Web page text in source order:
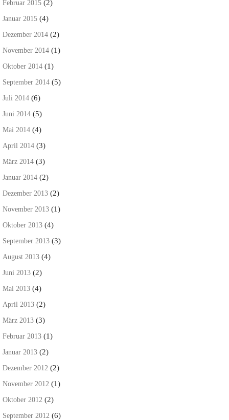
Februar 2015 (2)
Januar 2015 (4)
Dezember 2014 (2)
November 2014 (1)
Oktober 2014 (1)
September 2014 (5)
Juli 2014 (6)
Juni 2014 (5)
Mai 2014 (4)
April 2014 (3)
März 2014 (3)
Januar 2014 (2)
Dezember 2013 (2)
November 2013 (1)
Oktober 2013 (4)
September 2013 (3)
August 2013 (4)
Juni 2013 (2)
Mai 2013 (4)
April 2013 (2)
März 2013 (3)
Februar 2013 (1)
Januar 2013 (2)
Dezember 2012 (2)
November 2012 (1)
Oktober 2012 (2)
September 2012 (6)